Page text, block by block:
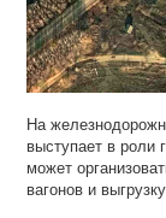
На
выступает в роли
может
вагонов и